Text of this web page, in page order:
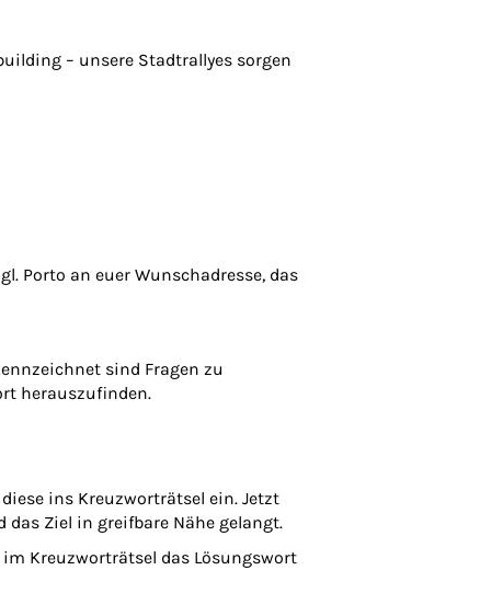
– unsere Stadtrallyes sorgen
Porto an euer Wunschadresse, das
sind Fragen zu
herauszufinden.
ins Kreuzworträtsel ein. Jetzt
Ziel in greifbare Nähe gelangt.
Kreuzworträtsel das Lösungswort